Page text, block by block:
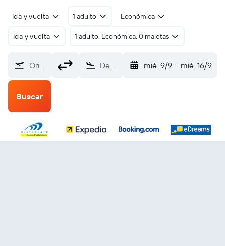
Ida y vuelta 1 adulto Económica
Ida y vuelta 1 adulto, Económica, 0 maletas
Origen Destino mié. 9/9 - mié. 16/9
Buscar